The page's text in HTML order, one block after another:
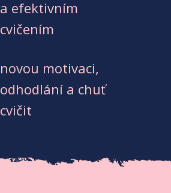
a efektivním
cvičením
novou motivaci,
odhodlání a chuť
cvičit